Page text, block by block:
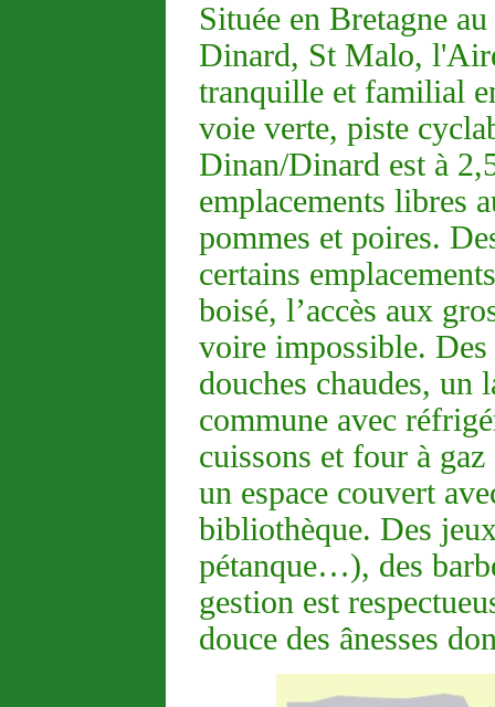
Située en Bretagne
Dinard, St Malo,
tranquille et familial
voie verte, piste
Dinan/Dinard est à
emplacements libres
pommes et poires.
certains
boisé, l’accès aux
voire impossible. Des
douches chaudes, un
commune avec
cuissons et four à
un espace couvert
bibliothèque. Des
pétanque…), des
gestion est
douce des ânesses